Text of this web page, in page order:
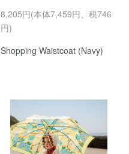
8,205円(本体7,459円、税746
円)
Shopping Waistcoat (Navy)